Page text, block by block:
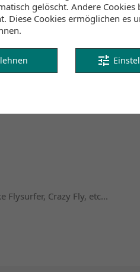
Crazy Fly, etc...
gelöscht. Andere
Diese Cookies ermöglichen es
tune